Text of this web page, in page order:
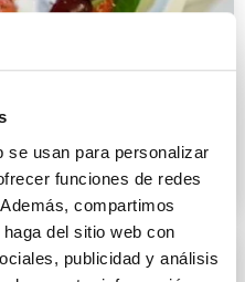
se usan para personalizar
funciones de redes
compartimos
del sitio web con
publicidad y análisis
y deliciosas!